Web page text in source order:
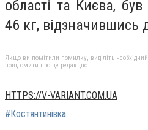
області та Києва,
46 кг,
Якщо ви помітили помилку, виділіть
повідомити про це редакцію
HTTPS://V-VARIANT.COM.UA
#Костянтинівка